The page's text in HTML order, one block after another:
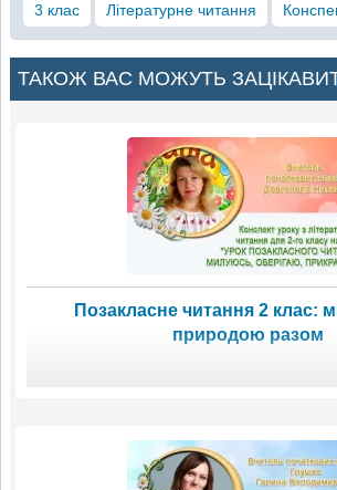
3 клас Літературне читання
ТАКОЖ ВАС МОЖУТЬ
Позакласне читання 2 клас:
природою разом